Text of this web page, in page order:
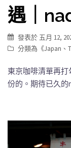
遇｜
發表於 五月 12,
分類為《Japan 、
東京咖啡清單再
份的。期待已久的